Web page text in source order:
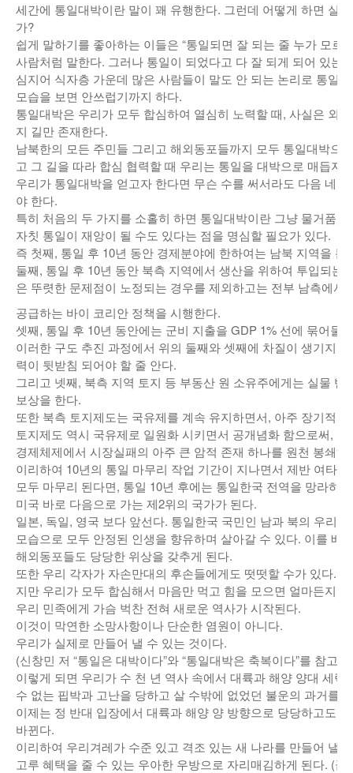
세간에 통일대박이란 말이 꽤 유행한다. 그런데 어떻게 하면 실
가?
쉽게 말하기를 좋아하는 이들은 “통일되면 잘 되는 줄 누가 모르
사람처럼 말한다. 그러나 통일이 되었다고 다 잘 되게 되어 있는
심지어 식자층 가운데 많은 사람들이 말도 안 되는 논리로 통일
모습을 보면 안쓰럽기까지 하다.
통일대박은 우리가 모두 합심하여 열심히 노력할 때, 사실은 외
지 길만 존재한다.
남북한의 모든 주민들 그리고 해외동포들까지 모두 통일대박으
고 그 길을 따라 합심 협력할 때 우리는 통일을 대박으로 매듭지
우리가 통일대박을 얻고자 한다면 무슨 수를 써서라도 다음 네
야 한다.
특히 처음의 두 가지를 소홀히 하면 통일대박이란 그냥 물거품
자칫 통일이 재앙이 될 수도 있다는 점을 명심할 필요가 있다.
즉 첫째, 통일 후 10년 동안 경제분야에 한하여는 남북 지역을 분
둘째, 통일 후 10년 동안 북측 지역에서 생산을 위하여 투입되는
은 뚜렷한 문제점이 노정되는 경우를 제외하고는 전부 남측에서
공급하는 바이 코리안 정책을 시행한다.
셋째, 통일 후 10년 동안에는 군비 지출을 GDP 1% 선에 묶어둘
이러한 구도 추진 과정에서 위의 둘째와 셋째에 차질이 생기지
력이 뒷받침 되어야 할 줄 안다.
그리고 넷째, 북측 지역 토지 등 부동산 원 소유주에게는 실물 반
보상을 한다.
또한 북측 토지제도는 국유제를 계속 유지하면서, 아주 장기적
토지제도 역시 국유제로 일원화 시키면서 공개념화 함으로써,
경제체제에서 시장실패의 아주 큰 암적 존재 하나를 원천 봉쇄해
이리하여 10년의 통일 마무리 작업 기간이 지나면서 제반 여타
모두 마무리 된다면, 통일 10년 후에는 통일한국 전역을 망라하
미국 바로 다음으로 가는 제2위의 국가가 된다.
일본, 독일, 영국 보다 앞선다. 통일한국 국민인 남과 북의 우리
모습으로 모두 안정된 인생을 향유하며 살아갈 수 있다. 이를 배
해외동포들도 당당한 위상을 갖추게 된다.
또한 우리 각자가 자손만대의 후손들에게도 떳떳할 수가 있다.
지만 우리가 모두 합심해서 마음만 먹고 힘을 모으면 얼마든지
우리 민족에게 가슴 벅찬 전혀 새로운 역사가 시작된다.
이것이 막연한 소망사항이나 단순한 염원이 아니다.
우리가 실제로 만들어 낼 수 있는 것이다.
(신창민 저 “통일은 대박이다”와 “통일대박은 축복이다”를 참고
이렇게 되면 우리가 수 천 년 역사 속에서 대륙과 해양 양대 세력
수 없는 핍박과 고난을 당하고 살 수밖에 없었던 불운의 과거를
이제는 정 반대 입장에서 대륙과 해양 양 방향으로 당당하고도
바뀐다.
이리하여 우리겨레가 수준 있고 격조 있는 새 나라를 만들어 낼
고루 혜택을 줄 수 있는 우아한 우방으로 자리매김하게 된다. (끝